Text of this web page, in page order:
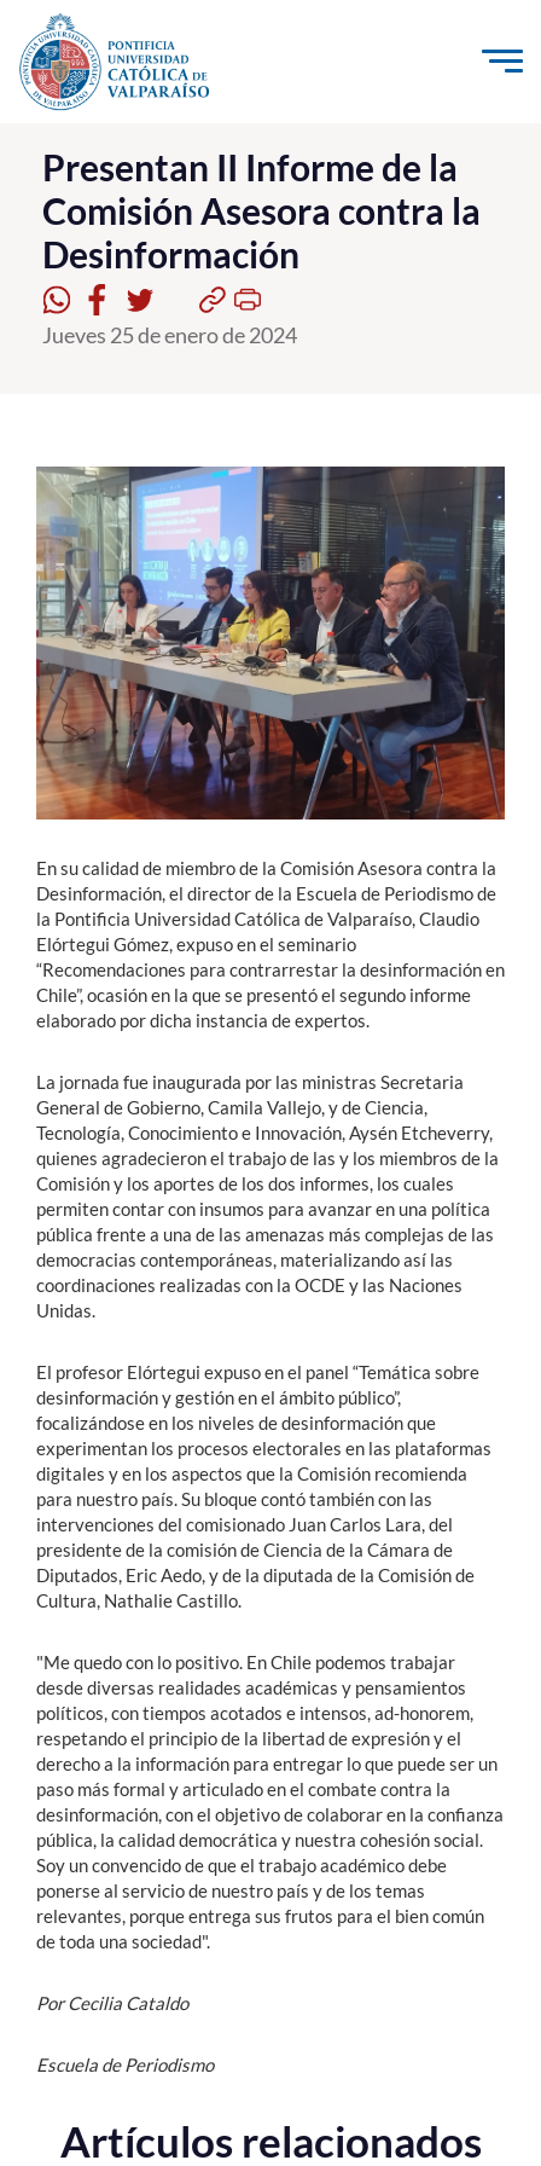
Click acá para ir directamente al contenido
La Universidad
Investigación, Creación e Innovación
PUCV Internacional
Vinculación con el Medio
Postgrado
Formación Continua
Estudiantes
Académicos
Funcionarios
Alumni
Presentan II Informe de la
Comisión Asesora contra la
Desinformación
Jueves 25 de enero de 2024
En su calidad de miembro de la Comisión Asesora contra la
Desinformación, el director de la Escuela de Periodismo de
la Pontificia Universidad Católica de Valparaíso, Claudio
Elórtegui Gómez, expuso en el seminario
“Recomendaciones para contrarrestar la desinformación en
Chile”, ocasión en la que se presentó el segundo informe
elaborado por dicha instancia de expertos.
La jornada fue inaugurada por las ministras Secretaria
General de Gobierno, Camila Vallejo, y de Ciencia,
Tecnología, Conocimiento e Innovación, Aysén Etcheverry,
quienes agradecieron el trabajo de las y los miembros de la
Comisión y los aportes de los dos informes, los cuales
permiten contar con insumos para avanzar en una política
pública frente a una de las amenazas más complejas de las
democracias contemporáneas, materializando así las
coordinaciones realizadas con la OCDE y las Naciones
Unidas.
El profesor Elórtegui expuso en el panel “Temática sobre
desinformación y gestión en el ámbito público”,
focalizándose en los niveles de desinformación que
experimentan los procesos electorales en las plataformas
digitales y en los aspectos que la Comisión recomienda
para nuestro país. Su bloque contó también con las
intervenciones del comisionado Juan Carlos Lara, del
presidente de la comisión de Ciencia de la Cámara de
Diputados, Eric Aedo, y de la diputada de la Comisión de
Cultura, Nathalie Castillo.
"Me quedo con lo positivo. En Chile podemos trabajar
desde diversas realidades académicas y pensamientos
políticos, con tiempos acotados e intensos, ad-honorem,
respetando el principio de la libertad de expresión y el
derecho a la información para entregar lo que puede ser un
paso más formal y articulado en el combate contra la
desinformación, con el objetivo de colaborar en la confianza
pública, la calidad democrática y nuestra cohesión social.
Soy un convencido de que el trabajo académico debe
ponerse al servicio de nuestro país y de los temas
relevantes, porque entrega sus frutos para el bien común
de toda una sociedad".
Por Cecilia Cataldo
Escuela de Periodismo
Artículos relacionados